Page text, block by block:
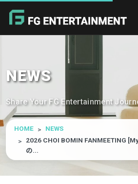
NEWS
Share Your FG Entertainment
HOME
NEWS
2026 CHOI BOMIN FANMEETING
の...